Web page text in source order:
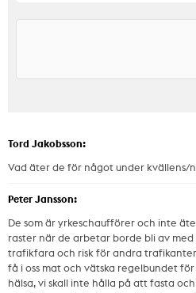
Tord Jakobsson:
Vad äter de för något under kvällens/
Peter Jansson:
De som är yrkeschaufförer och inte
raster när de arbetar borde bli av
trafikfara och risk för andra
få i oss mat och vätska regelbundet
hälsa, vi skall inte hålla på att fasta